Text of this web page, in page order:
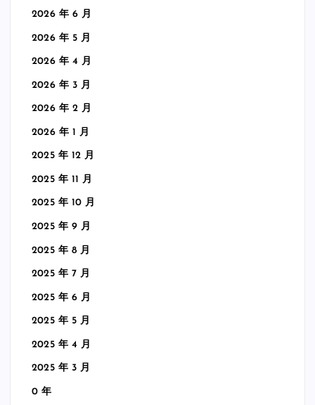
2026 年 6 月
2026 年 5 月
2026 年 4 月
2026 年 3 月
2026 年 2 月
2026 年 1 月
2025 年 12 月
2025 年 11 月
2025 年 10 月
2025 年 9 月
2025 年 8 月
2025 年 7 月
2025 年 6 月
2025 年 5 月
2025 年 4 月
2025 年 3 月
0 年